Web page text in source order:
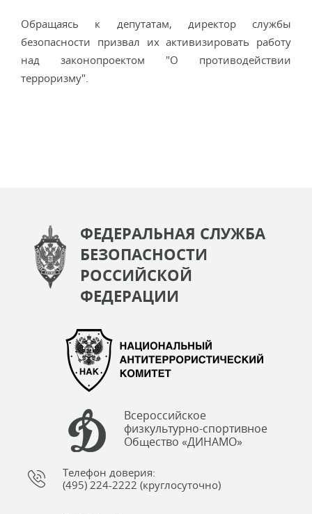
Обращаясь к депутатам, директор службы
безопасности призвал их активизировать работу
над законопроектом "О противодействии
терроризму".
ФЕДЕРАЛЬНАЯ СЛУЖБА
БЕЗОПАСНОСТИ
РОССИЙСКОЙ
ФЕДЕРАЦИИ
Всероссийское
физкультурно-спортивное
Общество «ДИНАМО»
Телефон доверия:
(495) 224-2222 (круглосуточно)